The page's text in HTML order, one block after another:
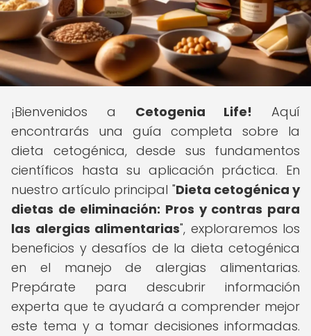
¡Bienvenidos a Cetogenia Life! Aquí
encontrarás una guía completa sobre la
dieta cetogénica, desde sus fundamentos
científicos hasta su aplicación práctica. En
nuestro artículo principal "Dieta cetogénica y
dietas de eliminación: Pros y contras para
las alergias alimentarias", exploraremos los
beneficios y desafíos de la dieta cetogénica
en el manejo de alergias alimentarias.
Prepárate para descubrir información
experta que te ayudará a comprender mejor
este tema y a tomar decisiones informadas.